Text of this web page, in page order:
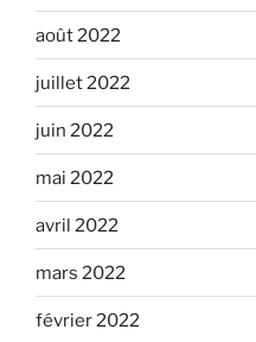
août 2022
juillet 2022
juin 2022
mai 2022
avril 2022
mars 2022
février 2022